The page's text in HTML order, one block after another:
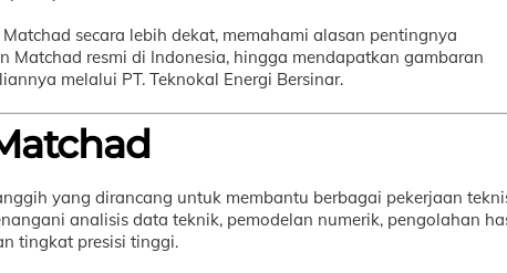
secara lebih dekat, memahami alasan pentingnya
Matchad resmi di Indonesia, hingga mendapatkan gambaran
melalui PT. Teknokal Energi Bersinar.
yang dirancang untuk membantu berbagai pekerjaan
analisis data teknik, pemodelan numerik, pengolahan
tingkat presisi tinggi.